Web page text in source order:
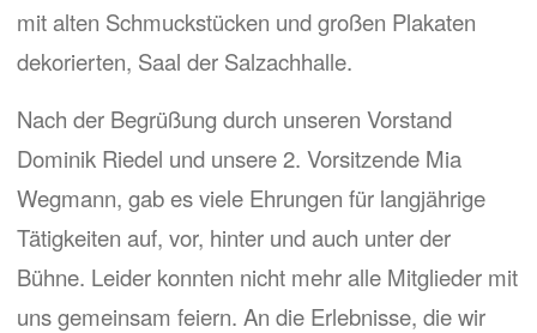
mit alten Schmuckstücken und großen Plakaten
dekorierten, Saal der Salzachhalle.
Nach der Begrüßung durch unseren Vorstand
Dominik Riedel und unsere 2. Vorsitzende Mia
Wegmann, gab es viele Ehrungen für langjährige
Tätigkeiten auf, vor, hinter und auch unter der
Bühne. Leider konnten nicht mehr alle Mitglieder mit
uns gemeinsam feiern. An die Erlebnisse, die wir